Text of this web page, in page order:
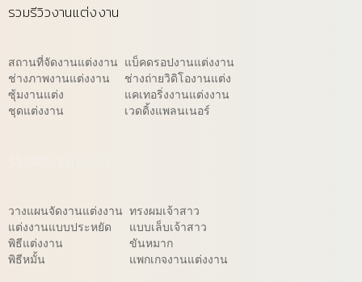
รวมรีวิวงานแต่งงาน
สถานที่จัดงานแต่งงาน
ช่างภาพงานแต่งงาน
ซุ้มงานแต่ง
ชุดแต่งงาน
แบ็คดรอปงานแต่งงาน
ช่างถ่ายวิดิโองานแต่ง
แคเทอริ่งงานแต่งงาน
เวดดิ้งแพลนเนอร์
วางแผนจัดงานแต่งงาน
แต่งงานแบบประหยัด
พิธีแต่งงาน
พิธีหมั้น
ทรงผมเจ้าสาว
แบบเล็บเจ้าสาว
ขันหมาก
แพกเกจงานแต่งงาน